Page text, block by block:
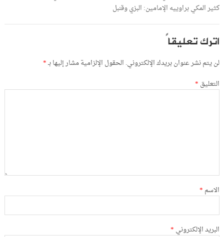
كثير المكي براوييه الإمامين: البزي وقنبل
اترك تعليقاً
لن يتم نشر عنوان بريدك الإلكتروني. الحقول الإلزامية مشار إليها بـ*
التعليق *
الاسم *
البريد الإلكتروني *